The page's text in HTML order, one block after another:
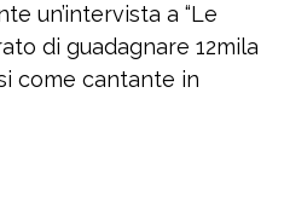
un’intervista a “Le
di guadagnare 12mila
come cantante in